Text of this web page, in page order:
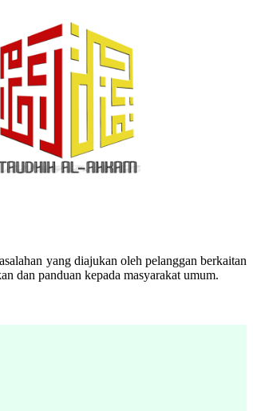
yang diajukan oleh pelanggan berkaitan
dan panduan kepada masyarakat umum.